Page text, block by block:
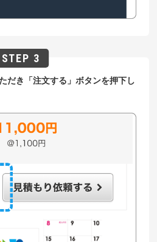
だき「注文する」ボタンを押下し